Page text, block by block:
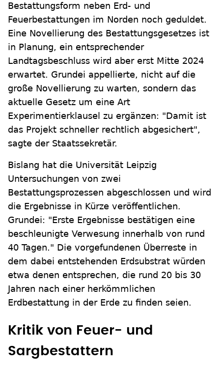
Bestattungsform neben Erd- und
Feuerbestattungen im Norden noch geduldet.
Eine Novellierung des Bestattungsgesetzes ist
in Planung, ein entsprechender
Landtagsbeschluss wird aber erst Mitte 2024
erwartet. Grundei appellierte, nicht auf die
große Novellierung zu warten, sondern das
aktuelle Gesetz um eine Art
Experimentierklausel zu ergänzen: "Damit ist
das Projekt schneller rechtlich abgesichert",
sagte der Staatssekretär.
Bislang hat die Universität Leipzig
Untersuchungen von zwei
Bestattungsprozessen abgeschlossen und wird
die Ergebnisse in Kürze veröffentlichen.
Grundei: "Erste Ergebnisse bestätigen eine
beschleunigte Verwesung innerhalb von rund
40 Tagen." Die vorgefundenen Überreste in
dem dabei entstehenden Erdsubstrat würden
etwa denen entsprechen, die rund 20 bis 30
Jahren nach einer herkömmlichen
Erdbestattung in der Erde zu finden seien.
Kritik von Feuer- und
Sargbestattern